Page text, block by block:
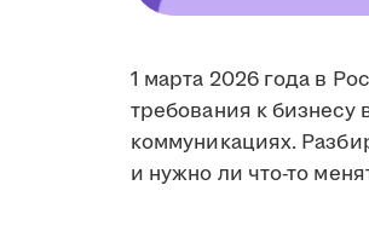
1 марта 2026 года в
требования к бизнесу
коммуникациях.
и нужно ли что-то